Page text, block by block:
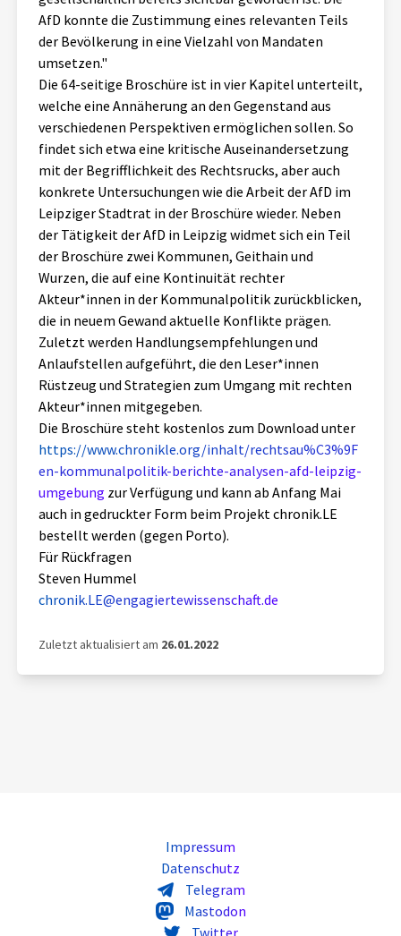
AfD konnte die Zustimmung eines relevanten Teils
der Bevölkerung in eine Vielzahl von Mandaten
umsetzen."
Die 64-seitige Broschüre ist in vier Kapitel unterteilt,
welche eine Annäherung an den Gegenstand aus
verschiedenen Perspektiven ermöglichen sollen. So
findet sich etwa eine kritische Auseinandersetzung
mit der Begrifflichkeit des Rechtsrucks, aber auch
konkrete Untersuchungen wie die Arbeit der AfD im
Leipziger Stadtrat in der Broschüre wieder. Neben
der Tätigkeit der AfD in Leipzig widmet sich ein Teil
der Broschüre zwei Kommunen, Geithain und
Wurzen, die auf eine Kontinuität rechter
Akteur*innen in der Kommunalpolitik zurückblicken,
die in neuem Gewand aktuelle Konflikte prägen.
Zuletzt werden Handlungsempfehlungen und
Anlaufstellen aufgeführt, die den Leser*innen
Rüstzeug und Strategien zum Umgang mit rechten
Akteur*innen mitgegeben.
Die Broschüre steht kostenlos zum Download unter
https://www.chronikle.org/inhalt/rechtsau%C3%9F
en-kommunalpolitik-berichte-analysen-afd-leipzig-
umgebung zur Verfügung und kann ab Anfang Mai
auch in gedruckter Form beim Projekt chronik.LE
bestellt werden (gegen Porto).
Für Rückfragen
Steven Hummel
chronik.LE@engagiertewissenschaft.de
Zuletzt aktualisiert am 26.01.2022
Impressum
Datenschutz
Telegram
Mastodon